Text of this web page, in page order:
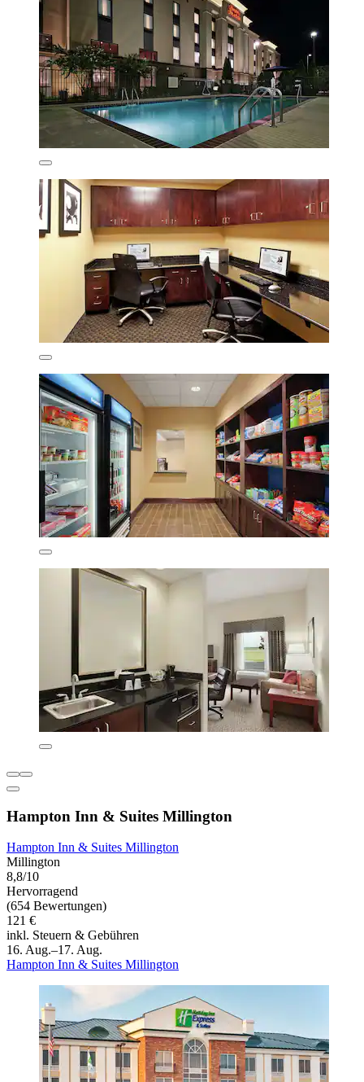
Hampton Inn & Suites Millington
Hampton Inn & Suites Millington
Millington
8,8/10
Hervorragend
(654 Bewertungen)
121 €
inkl. Steuern & Gebühren
16. Aug.–17. Aug.
Hampton Inn & Suites Millington